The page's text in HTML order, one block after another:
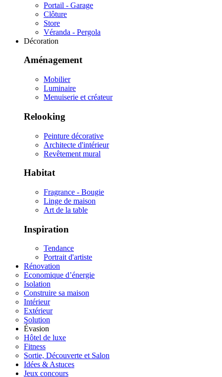
Portail - Garage
Clôture
Store
Véranda - Pergola
Décoration
Aménagement
Mobilier
Luminaire
Menuiserie et créateur
Relooking
Peinture décorative
Architecte d'intérieur
Revêtement mural
Habitat
Fragrance - Bougie
Linge de maison
Art de la table
Inspiration
Tendance
Portrait d'artiste
Rénovation
Economique d’énergie
Isolation
Construire sa maison
Intérieur
Extérieur
Solution
Évasion
Hôtel de luxe
Fitness
Sortie, Découverte et Salon
Idées & Astuces
Jeux concours